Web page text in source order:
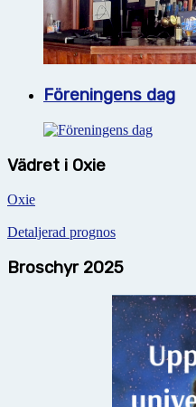
Föreningens dag
Vädret i Oxie
Oxie
Detaljerad prognos
Broschyr 2025